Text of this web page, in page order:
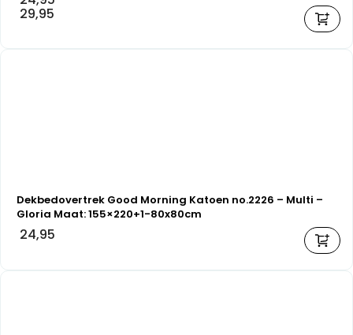
29,95
Dekbedovertrek Good Morning Katoen no.2226 – Multi –
Gloria Maat: 155×220+1-80x80cm
24,95